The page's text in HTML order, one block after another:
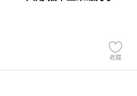
收藏